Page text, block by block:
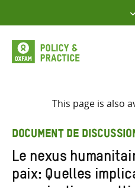
to
content
This page is also
DOCUMENT DE
Le nexus
paix: Quelles